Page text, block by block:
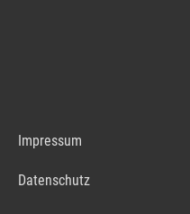
Impressum
Datenschutz